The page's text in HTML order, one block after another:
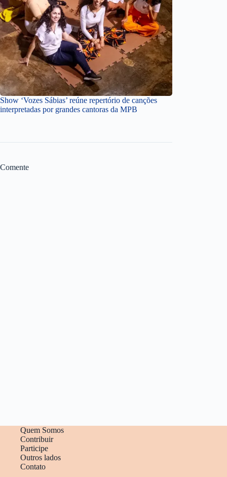
Show ‘Vozes Sábias’ reúne repertório de canções
interpretadas por grandes cantoras da MPB
Comente
Quem Somos
Contribuir
Participe
Outros lados
Contato